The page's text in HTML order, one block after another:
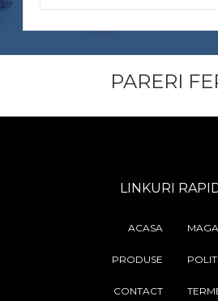
PARERI
LINKURI
ACASA
PRODUSE
CONTACT